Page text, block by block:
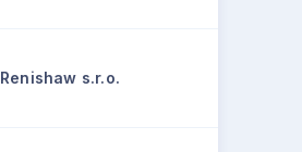
Renishaw s.r.o.